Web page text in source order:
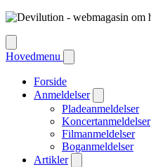
Hovedmenu
Forside
Anmeldelser
Pladeanmeldelser
Koncertanmeldelser
Filmanmeldelser
Boganmeldelser
Artikler